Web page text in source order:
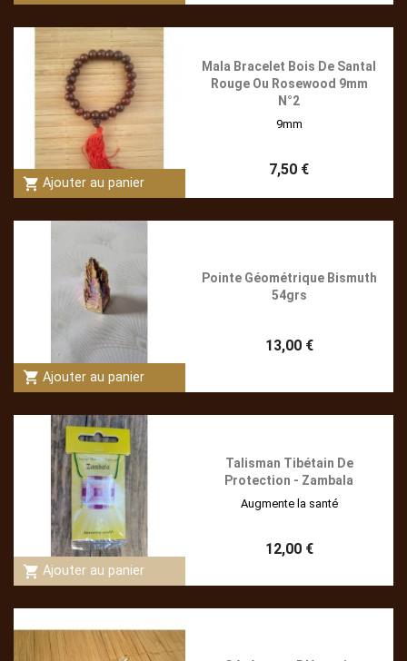
shopping_cart Ajouter au panier
Mala Bracelet Bois De Santal
Rouge Ou Rosewood 9mm
N°2
9mm
7,50 €
shopping_cart Ajouter au panier
Pointe Géométrique Bismuth
54grs
13,00 €
shopping_cart Ajouter au panier
Talisman Tibétain De
Protection - Zambala
Augmente la santé
12,00 €